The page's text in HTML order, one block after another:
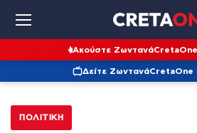
Ακούστε Ζωντανά
Δείτε ΖωντανάCretaOne
ΠΟΛΙΤΙΚΉ